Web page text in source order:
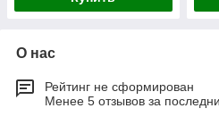
О нас
Рейтинг не сформирован
Менее 5 отзывов за